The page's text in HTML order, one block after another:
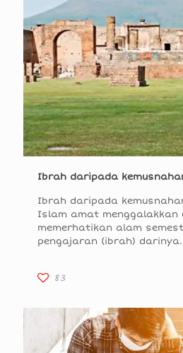
Ibrah daripada
Ibrah daripada
Islam amat menggalakkan
memerhatikan alam
pengajaran (ibrah)
83